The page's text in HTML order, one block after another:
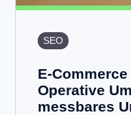
SEO
E-
Operative
messbares